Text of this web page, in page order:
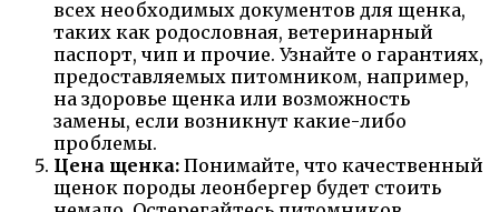
всех необходимых документов для щенка,
таких как родословная, ветеринарный
паспорт, чип и прочие. Узнайте о гарантиях,
предоставляемых питомником, например,
на здоровье щенка или возможность
замены, если возникнут какие-либо
проблемы.
Цена щенка: Понимайте, что качественный
щенок породы леонбергер будет стоить